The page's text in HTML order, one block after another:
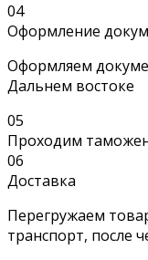
04
Оформление
Оформляем
Дальнем востоке
05
Проходим
06
Доставка
Перегружаем
транспорт, после